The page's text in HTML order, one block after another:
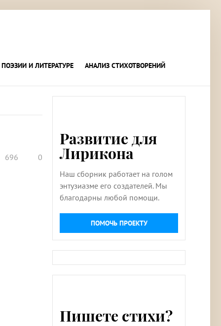
И ЛИТЕРАТУРЕ АНАЛИЗ СТИХОТВОРЕНИЙ
696 0
Развитие для
Лирикона
Наш сборник работает на голом
энтузиазме его создателей. Мы
благодарны любой помощи.
ПОМОЧЬ ПРОЕКТУ
Пишете стихи?